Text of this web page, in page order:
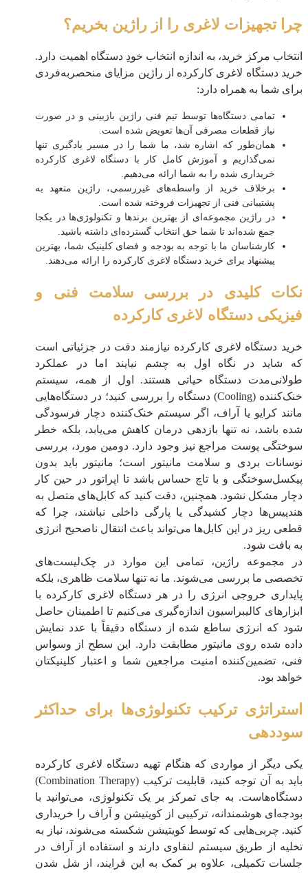
چرا تجهیزات لاغری را از راژین بخریم؟
انتخاب مرکز خرید، به اندازه انتخاب خودِ دستگاه اهمیت دارد.
خرید دستگاه لاغری کارکرده از راژین مزایای منحصربه‌فردی
برای شما به همراه دارد:
تمامی دستگاه‌ها توسط تیم فنی راژین بازبینی و در صورت
نیاز قطعات مصرفی آن‌ها تعویض شده است.
همان‌طور که اشاره شد، ما شما را در مسیر یادگیری تنها
نمی‌گذاریم و آموزش کامل کار با دستگاه لاغری کارکرده
خریداری شده را به شما ارائه می‌دهیم.
برخلاف خرید از واسطه‌های غیررسمی، راژین متعهد به
پشتیبانی فنی از تجهیزات فروخته شده است.
در راژین مجموعه‌ای از بهترین برندها و تکنولوژی‌ها در یکجا
جمع شده‌اند تا شما حق انتخاب گسترده‌ای داشته باشید.
کارشناسان ما با توجه به بودجه و فضای کلینیک شما، بهترین
پیشنهاد برای خرید دستگاه لاغری کارکرده را ارائه می‌دهند.
نکات کلیدی در بررسی سلامت فنی و
فیزیکی دستگاه لاغری کارکرده
خرید دستگاه لاغری کارکرده نیازمند دقت در جزئیاتی است
که شاید در نگاه اول به چشم نیایند اما در عملکرد
طولانی‌مدت دستگاه حیاتی هستند. اول از همه، سیستم
خنک‌کننده (Cooling) دستگاه را بررسی کنید؛ در دستگاه‌هایی
مانند کرایو یا آر‌اف، اگر سیستم خنک‌کننده دچار فرسودگی
شده باشد، نه تنها بازدهی درمان کاهش می‌یابد، بلکه خطر
سوختگی پوست مراجع نیز وجود دارد. دومین مورد، بررسی
نوسانات بردی و سلامت مانیتور است؛ مانیتور باید بدون
پیکسل‌سوختگی و با تاچ حساس باشد تا اپراتور در حین کار
دچار مشکل نشود. همچنین، دقت کنید که کابل‌های متصل به
هندپیس‌ها دچار کشیدگی یا پارگی داخلی نباشند، چرا که
قطعی ریز در این کابل‌ها می‌تواند باعث انتقال ناصحیح انرژی
به بافت شود.
در مجموعه راژین، تمامی این موارد در چک‌لیست‌های
تخصصی ما بررسی می‌شوند. ما نه تنها سلامت ظاهری، بلکه
پایداری خروجی انرژی را در هر دستگاه لاغری کارکرده با
ابزارهای کالیبراسیون اندازه‌گیری می‌کنیم تا اطمینان حاصل
شود که انرژی ساطع شده از دستگاه دقیقاً با عدد نمایش
داده شده روی مانیتور مطابقت دارد. این سطح از وسواس
فنی، تضمین‌کننده امنیت مراجعین شما و اعتبار کلینیکتان
خواهد بود.
استراتژی ترکیب تکنولوژی‌ها برای حداکثر
سوددهی
یکی دیگر از مواردی که هنگام تهیه دستگاه لاغری کارکرده
باید به آن توجه کنید، قابلیت ترکیب (Combination Therapy)
دستگاه‌هاست. به جای تمرکز بر یک تکنولوژی، می‌توانید با
بودجه‌ای هوشمندانه، ترکیبی از کویتیشن و آر‌اف را خریداری
کنید. چربی‌هایی که توسط کویتیشن شکسته می‌شوند، نیاز به
تخلیه از طریق سیستم لنفاوی دارند و استفاده از آر‌اف در
جلسات تکمیلی، علاوه بر کمک به این فرایند، از شل شدن